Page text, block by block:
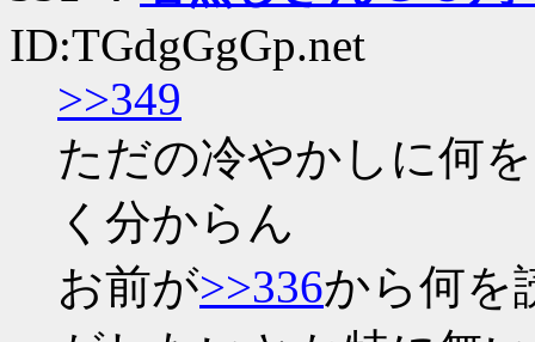
ID:TGdgGgGp.net
>>349
ただの冷やかしに何
く分からん
お前が>>336から何を